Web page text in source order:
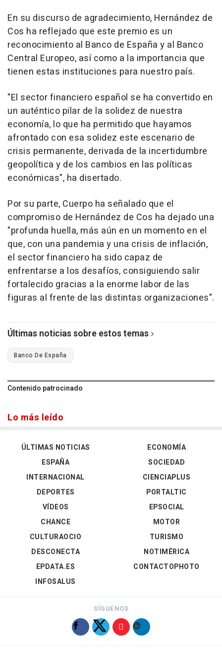
En su discurso de agradecimiento, Hernández de
Cos ha reflejado que este premio es un
reconocimiento al Banco de España y al Banco
Central Europeo, así como a la importancia que
tienen estas instituciones para nuestro país.
"El sector financiero español se ha convertido en
un auténtico pilar de la solidez de nuestra
economía, lo que ha permitido que hayamos
afrontado con esa solidez este escenario de
crisis permanente, derivada de la incertidumbre
geopolítica y de los cambios en las políticas
económicas", ha disertado.
Por su parte, Cuerpo ha señalado que el
compromiso de Hernández de Cos ha dejado una
"profunda huella, más aún en un momento en el
que, con una pandemia y una crisis de inflación,
el sector financiero ha sido capaz de
enfrentarse a los desafíos, consiguiendo salir
fortalecido gracias a la enorme labor de las
figuras al frente de las distintas organizaciones".
Últimas noticias sobre estos temas
Banco De España
Contenido patrocinado
Lo más leído
ÚLTIMAS NOTICIAS
ESPAÑA
INTERNACIONAL
DEPORTES
VÍDEOS
ECONOMÍA
SOCIEDAD
CIENCIAPLUS
PORTALTIC
EPSOCIAL
CHANCE
CULTURAOCIO
DESCONECTA
EPDATA.ES
INFOSALUS
MOTOR
TURISMO
NOTIMÉRICA
CONTACTOPHOTO
SÍGUENOS